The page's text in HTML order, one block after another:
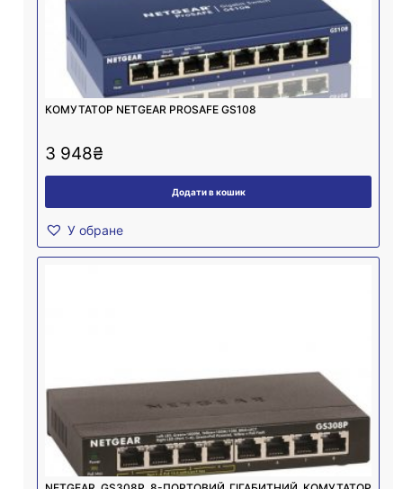
КОМУТАТОР NETGEAR PROSAFE GS108
3 948₴
Додати в кошик
У обране